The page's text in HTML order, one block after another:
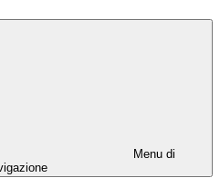
Menu di